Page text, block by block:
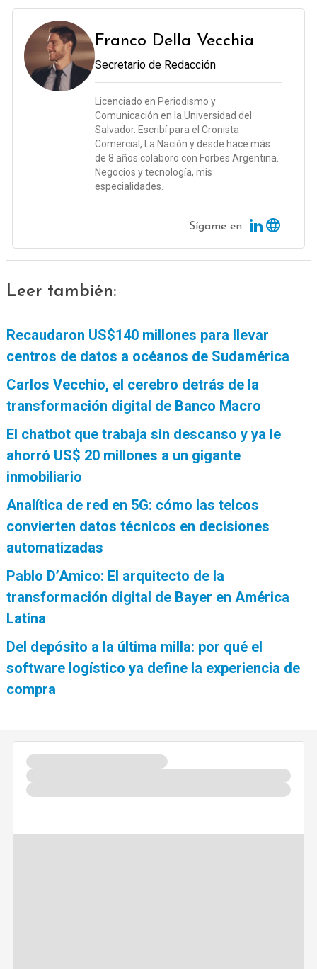
Franco Della Vecchia
Secretario de Redacción
Licenciado en Periodismo y
Comunicación en la Universidad del
Salvador. Escribí para el Cronista
Comercial, La Nación y desde hace más
de 8 años colaboro con Forbes Argentina.
Negocios y tecnología, mis
especialidades.
Sígame en
Leer también:
Recaudaron US$140 millones para llevar
centros de datos a océanos de Sudamérica
Carlos Vecchio, el cerebro detrás de la
transformación digital de Banco Macro
El chatbot que trabaja sin descanso y ya le
ahorró US$ 20 millones a un gigante
inmobiliario
Analítica de red en 5G: cómo las telcos
convierten datos técnicos en decisiones
automatizadas
Pablo D’Amico: El arquitecto de la
transformación digital de Bayer en América
Latina
Del depósito a la última milla: por qué el
software logístico ya define la experiencia de
compra